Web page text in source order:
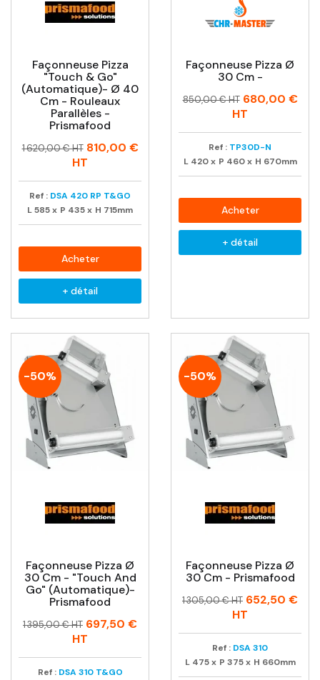
Façonneuse Pizza
"Touch & Go"
(automatique)- Ø 40
Cm - Rouleaux
Parallèles -
Prismafood
Prix
Prix
1 620,00 € HT 810,00 €
HT
Ref : DSA 420 RP T&GO
L585x P 435x H 715mm
Acheter
+ détail
Façonneuse Pizza Ø
30 Cm -
Prix
Prix
850,00 € HT 680,00 €
HT
Ref : TP30D-N
L 420 x P 460 x H 670mm
Acheter
+ détail
-50%
Façonneuse Pizza Ø
30 Cm - "Touch And
Go" (automatique)-
Prismafood
Prix
Prix
1 395,00 € HT 697,50 €
HT
Ref : DSA 310 T&GO
-50%
Façonneuse Pizza Ø
30 Cm - Prismafood
Prix
Prix
1 305,00 € HT 652,50 €
HT
Ref : DSA 310
L 475 x P 375 x H 660mm